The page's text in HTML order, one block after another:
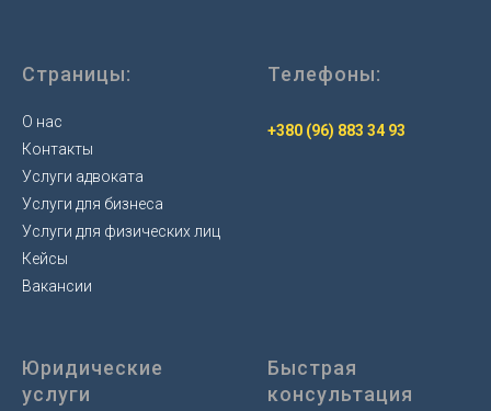
Страницы:
О нас
Контакты
Услуги адвоката
Услуги для бизнеса
Услуги для физических лиц
Кейсы
Вакансии
Телефоны:
+380 (96) 883 34 93
Юридические
услуги
Быстрая
консультация